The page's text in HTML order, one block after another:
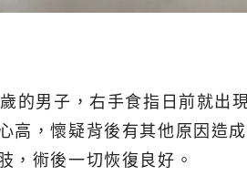
的男子，右手食指日前就出
高，懷疑背後有其他原因造
，術後一切恢復良好。